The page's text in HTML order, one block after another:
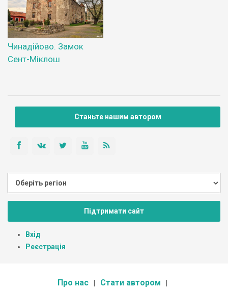
Чинадійово. Замок
Сент-Міклош
Станьте нашим автором
Підтримати сайт
Вхід
Реєстрація
Про нас Стати автором